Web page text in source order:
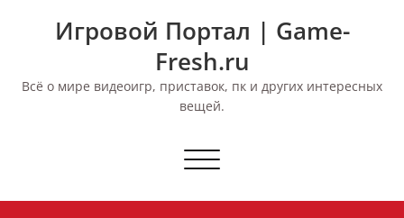
Игровой Портал | Game-
Fresh.ru
Всё о мире видеоигр, приставок, пк и других интересных
вещей.
Переключить